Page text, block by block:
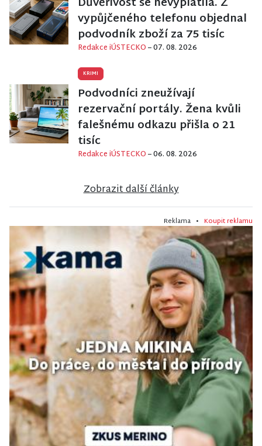
vypůjčeného telefonu objednal
podvodník zboží za 75 tisíc
Redakce iÚSTECKO– 07. 08. 2026
KRIMI
Podvodníci zneužívají
rezervační portály. Žena kvůli
falešnému odkazu přišla o 21
tisíc
Redakce iÚSTECKO– 06. 08. 2026
Zobrazit další články
Reklama • Koupit reklamu